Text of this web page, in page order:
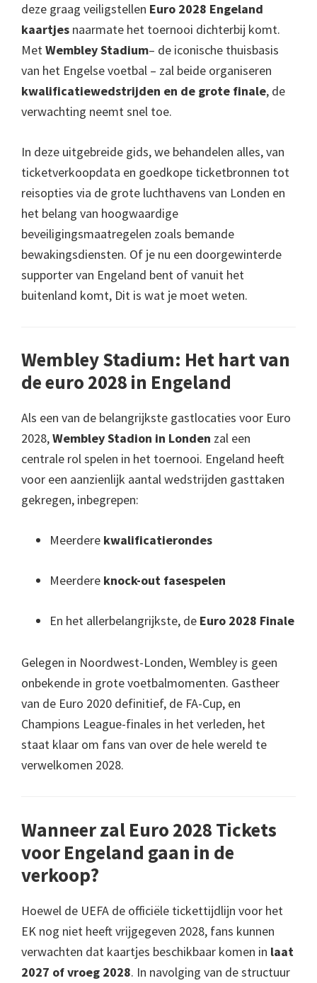
deze graag veiligstellen Euro 2028 Engeland
kaartjes naarmate het toernooi dichterbij komt.
MetWembley Stadium– de iconische thuisbasis
van het Engelse voetbal – zal beide organiseren
kwalificatiewedstrijden en de grote finale, de
verwachting neemt snel toe.
In deze uitgebreide gids, we behandelen alles, van
ticketverkoopdata en goedkope ticketbronnen tot
reisopties via de grote luchthavens van Londen en
het belang van hoogwaardige
beveiligingsmaatregelen zoals bemande
bewakingsdiensten. Of je nu een doorgewinterde
supporter van Engeland bent of vanuit het
buitenland komt, Dit is wat je moet weten.
Wembley Stadium: Het hart van
de euro 2028 in Engeland
Als een van de belangrijkste gastlocaties voor Euro
2028,Wembley Stadion in Londen zal een
centrale rol spelen in het toernooi. Engeland heeft
voor een aanzienlijk aantal wedstrijden gasttaken
gekregen, inbegrepen:
Meerdere kwalificatierondes
Meerdere knock-out fasespelen
En het allerbelangrijkste, de Euro 2028 Finale
Gelegen in Noordwest-Londen, Wembley is geen
onbekende in grote voetbalmomenten. Gastheer
van de Euro 2020 definitief, de FA-Cup, en
Champions League-finales in het verleden, het
staat klaar om fans van over de hele wereld te
verwelkomen 2028.
Wanneer zal Euro 2028 Tickets
voor Engeland gaan in de
verkoop?
Hoewel de UEFA de officiële tickettijdlijn voor het
EK nog niet heeft vrijgegeven 2028, fans kunnen
verwachten dat kaartjes beschikbaar komen in laat
2027 of vroeg 2028. In navolging van de structuur